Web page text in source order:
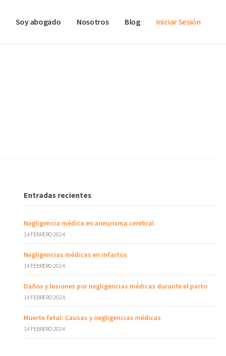
Soy abogado Nosotros Blog Iniciar Sesión
Entradas recientes
Negligencia médica en aneurisma cerebral
14 FEBRERO 2024
Negligencias médicas en infartos
14 FEBRERO 2024
Daños y lesiones por negligencias médicas durante el parto
14 FEBRERO 2024
Muerte fetal: Causas y negligencias médicas
14 FEBRERO 2024